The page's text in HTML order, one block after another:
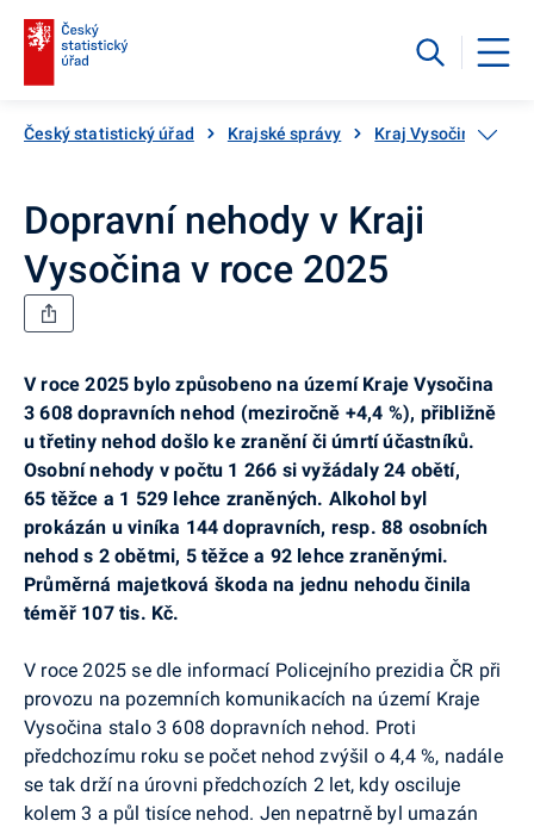
Český statistický úřad Krajské správy Kraj Vysočina
Dopravní nehody v Kraji
Vysočina v roce 2025
V roce 2025 bylo způsobeno na území Kraje Vysočina
3 608 dopravních nehod (meziročně +4,4 %), přibližně
u třetiny nehod došlo ke zranění či úmrtí účastníků.
Osobní nehody v počtu 1 266 si vyžádaly 24 obětí,
65 těžce a 1 529 lehce zraněných. Alkohol byl
prokázán u viníka 144 dopravních, resp. 88 osobních
nehod s 2 obětmi, 5 těžce a 92 lehce zraněnými.
Průměrná majetková škoda na jednu nehodu činila
téměř 107 tis. Kč.
V roce 2025 se dle informací Policejního prezidia ČR při
provozu na pozemních komunikacích na území Kraje
Vysočina stalo 3 608 dopravních nehod. Proti
předchozímu roku se počet nehod zvýšil o 4,4 %, nadále
se tak drží na úrovni předchozích 2 let, kdy osciluje
kolem 3 a půl tisíce nehod. Jen nepatrně byl umazán